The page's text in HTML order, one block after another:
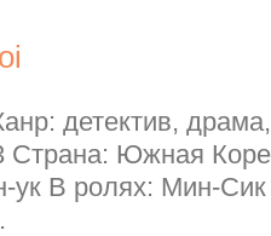
детектив,
Страна: Южная
ук В ролях: Мин-